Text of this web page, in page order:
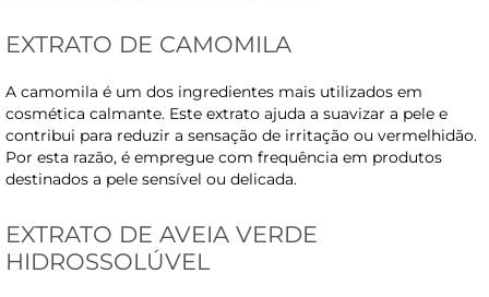
EXTRATO DE CAMOMILA
A camomila é um dos ingredientes mais utilizados em
cosmética calmante. Este extrato ajuda a suavizar a pele e
contribui para reduzir a sensação de irritação ou vermelhidão.
Por esta razão, é empregue com frequência em produtos
destinados a pele sensível ou delicada.
EXTRATO DE AVEIA VERDE
HIDROSSOLÚVEL